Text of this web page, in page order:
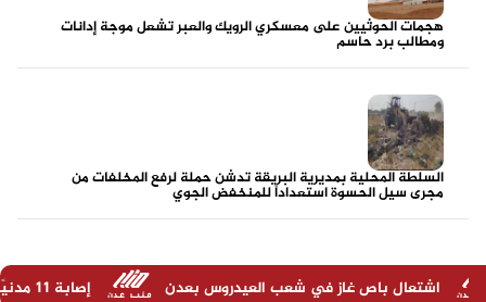
هجمات الحوثيين على معسكري الرويك والعبر تشعل موجة إدانات
ومطالب برد حاسم
السلطة المحلية بمديرية البريقة تدشن حملة لرفع المخلفات من
مجرى سيل الحسوة استعداداً للمنخفض الجوي
في شعب العيدروس بعدن إصابة 11 مدنيًا في هجوم حوثي على نجران السعودية